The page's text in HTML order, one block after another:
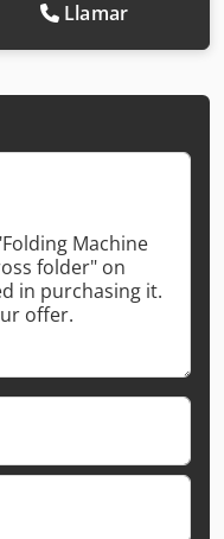
Llamar